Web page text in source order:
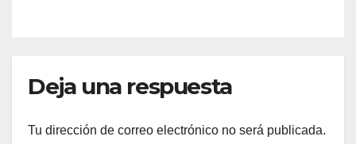
Deja una respuesta
Tu dirección de correo electrónico no será publicada.